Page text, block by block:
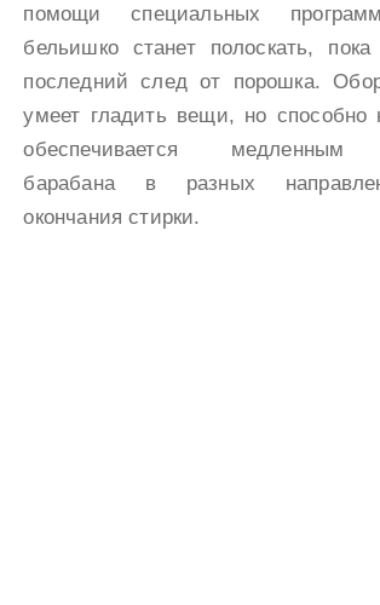
помощи специальных
бельишко станет полоскать,
последний след от порошка.
умеет гладить вещи, но способно
обеспечивается медленным
барабана в разных
окончания стирки.